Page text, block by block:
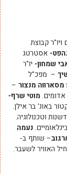
ויו"ר קבוצת
אסטרטג
שמחון- יו"ר
– מפכ"ל
מנצור –
מוטי שרף-
באונ' בר אילן.
וטכנולוגיה.
נעמה
– שותף ב-
האוויר לשעבר.